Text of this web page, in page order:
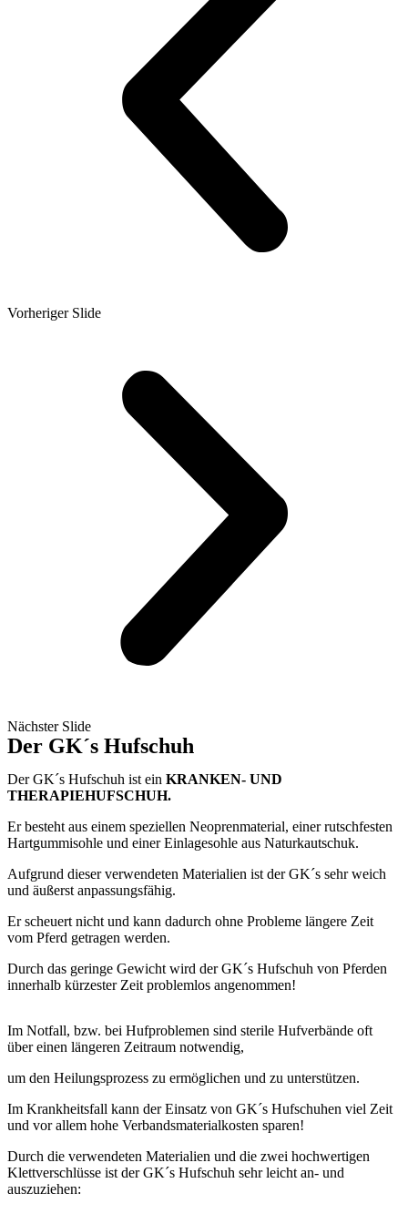
Vorheriger Slide
Nächster Slide
Der GK´s Hufschuh
Der GK´s Hufschuh ist ein KRANKEN- UND
THERAPIEHUFSCHUH.
Er besteht aus einem speziellen Neoprenmaterial, einer rutschfesten
Hartgummisohle und einer Einlagesohle aus Naturkautschuk.
Aufgrund dieser verwendeten Materialien ist der GK´s sehr weich
und äußerst anpassungsfähig.
Er scheuert nicht und kann dadurch ohne Probleme längere Zeit
vom Pferd getragen werden.
Durch das geringe Gewicht wird der GK´s Hufschuh von Pferden
innerhalb kürzester Zeit problemlos angenommen!
Im Notfall, bzw. bei Hufproblemen sind sterile Hufverbände oft
über einen längeren Zeitraum notwendig,
um den Heilungsprozess zu ermöglichen und zu unterstützen.
Im Krankheitsfall kann der Einsatz von GK´s Hufschuhen viel Zeit
und vor allem hohe Verbandsmaterialkosten sparen!
Durch die verwendeten Materialien und die zwei hochwertigen
Klettverschlüsse ist der GK´s Hufschuh sehr leicht an- und
auszuziehen: